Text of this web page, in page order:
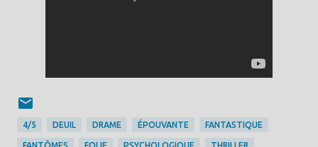
4/5 DEUIL DRAME ÉPOUVANTE FANTASTIQUE
FANTÔMES FOLIE PSYCHOLOGIQUE THRILLER